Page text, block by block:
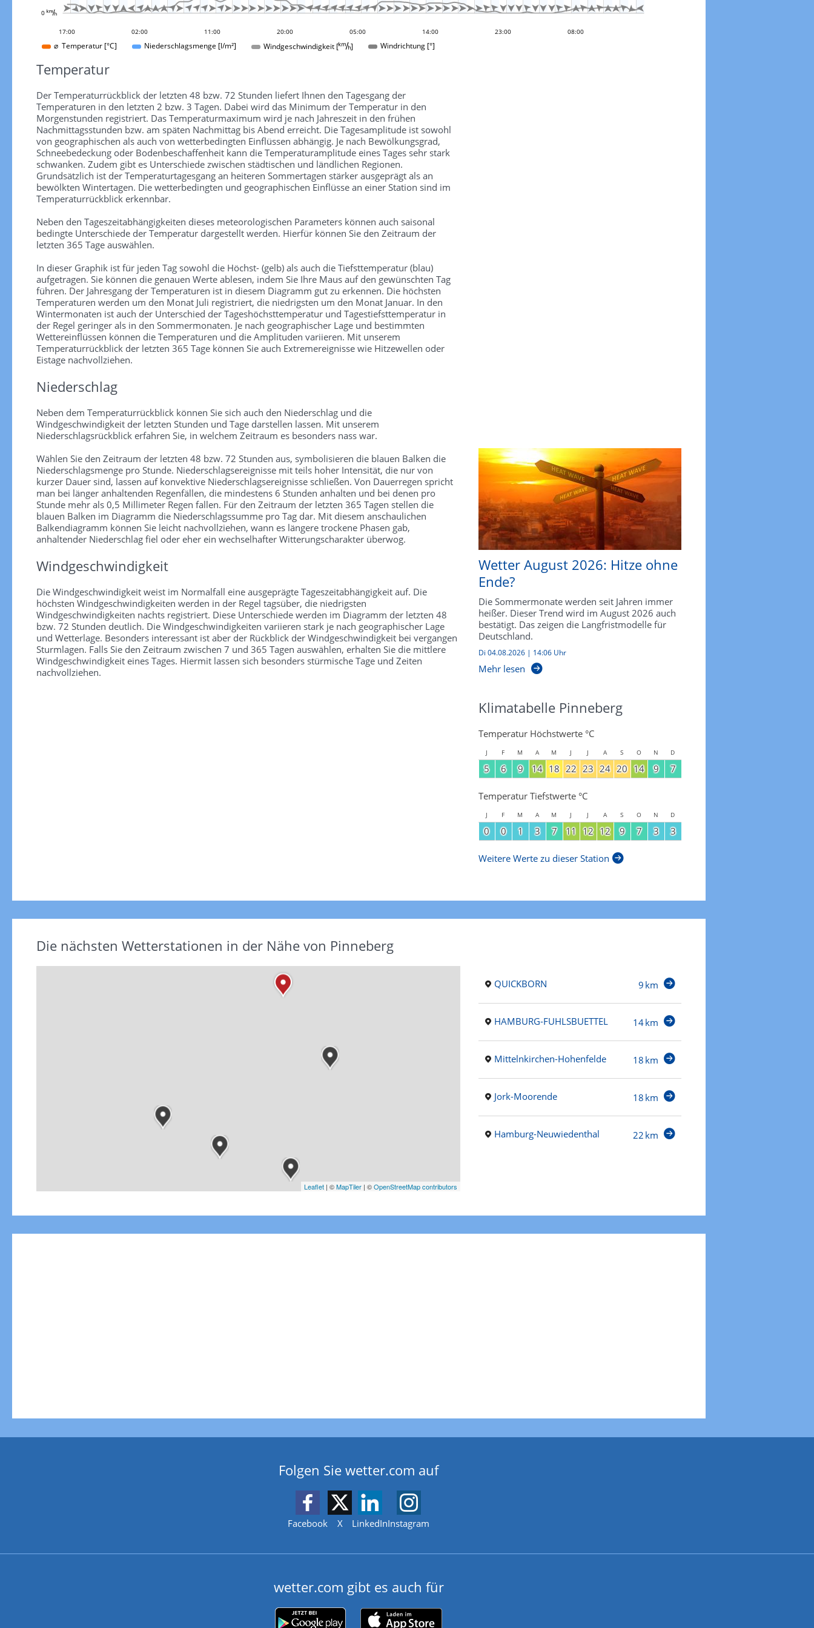
0 
08:00
17:00 02:00 11:00 20:00 05:00 14:00 23:00 08:00
03:00
13:00
23:00
09:00
19:00
05:00
15:00
                 
⌀ Temperatur [°C] Niederschlagsmenge [l/m²] Windgeschwindigkeit [] Windrichtung [°]
Temperatur
Der Temperaturrückblick der letzten 48 bzw. 72 Stunden liefert Ihnen den Tagesgang der
Temperaturen in den letzten 2 bzw. 3 Tagen. Dabei wird das Minimum der Temperatur in den
Morgenstunden registriert. Das Temperaturmaximum wird je nach Jahreszeit in den frühen
Nachmittagsstunden bzw. am späten Nachmittag bis Abend erreicht. Die Tagesamplitude ist sowohl
von geographischen als auch von wetterbedingten Einflüssen abhängig. Je nach Bewölkungsgrad,
Schneebedeckung oder Bodenbeschaffenheit kann die Temperaturamplitude eines Tages sehr stark
schwanken. Zudem gibt es Unterschiede zwischen städtischen und ländlichen Regionen.
Grundsätzlich ist der Temperaturtagesgang an heiteren Sommertagen stärker ausgeprägt als an
bewölkten Wintertagen. Die wetterbedingten und geographischen Einflüsse an einer Station sind im
Temperaturrückblick erkennbar.
Neben den Tageszeitabhängigkeiten dieses meteorologischen Parameters können auch saisonal
bedingte Unterschiede der Temperatur dargestellt werden. Hierfür können Sie den Zeitraum der
letzten 365 Tage auswählen.
In dieser Graphik ist für jeden Tag sowohl die Höchst- (gelb) als auch die Tiefsttemperatur (blau)
aufgetragen. Sie können die genauen Werte ablesen, indem Sie Ihre Maus auf den gewünschten Tag
führen. Der Jahresgang der Temperaturen ist in diesem Diagramm gut zu erkennen. Die höchsten
Temperaturen werden um den Monat Juli registriert, die niedrigsten um den Monat Januar. In den
Wintermonaten ist auch der Unterschied der Tageshöchsttemperatur und Tagestiefsttemperatur in
der Regel geringer als in den Sommermonaten. Je nach geographischer Lage und bestimmten
Wettereinflüssen können die Temperaturen und die Amplituden variieren. Mit unserem
Temperaturrückblick der letzten 365 Tage können Sie auch Extremereignisse wie Hitzewellen oder
Eistage nachvollziehen.
Niederschlag
Neben dem Temperaturrückblick können Sie sich auch den Niederschlag und die
Windgeschwindigkeit der letzten Stunden und Tage darstellen lassen. Mit unserem
Niederschlagsrückblick erfahren Sie, in welchem Zeitraum es besonders nass war.
Wählen Sie den Zeitraum der letzten 48 bzw. 72 Stunden aus, symbolisieren die blauen Balken die
Niederschlagsmenge pro Stunde. Niederschlagsereignisse mit teils hoher Intensität, die nur von
kurzer Dauer sind, lassen auf konvektive Niederschlagsereignisse schließen. Von Dauerregen spricht
man bei länger anhaltenden Regenfällen, die mindestens 6 Stunden anhalten und bei denen pro
Stunde mehr als 0,5 Millimeter Regen fallen. Für den Zeitraum der letzten 365 Tagen stellen die
blauen Balken im Diagramm die Niederschlagssumme pro Tag dar. Mit diesem anschaulichen
Balkendiagramm können Sie leicht nachvollziehen, wann es längere trockene Phasen gab,
anhaltender Niederschlag fiel oder eher ein wechselhafter Witterungscharakter überwog.
Windgeschwindigkeit
Die Windgeschwindigkeit weist im Normalfall eine ausgeprägte Tageszeitabhängigkeit auf. Die
höchsten Windgeschwindigkeiten werden in der Regel tagsüber, die niedrigsten
Windgeschwindigkeiten nachts registriert. Diese Unterschiede werden im Diagramm der letzten 48
bzw. 72 Stunden deutlich. Die Windgeschwindigkeiten variieren stark je nach geographischer Lage
und Wetterlage. Besonders interessant ist aber der Rückblick der Windgeschwindigkeit bei vergangen
Sturmlagen. Falls Sie den Zeitraum zwischen 7 und 365 Tagen auswählen, erhalten Sie die mittlere
Windgeschwindigkeit eines Tages. Hiermit lassen sich besonders stürmische Tage und Zeiten
nachvollziehen.
Wetter August 2026: Hitze ohne
Ende?
Die Sommermonate werden seit Jahren immer
heißer. Dieser Trend wird im August 2026 auch
bestätigt. Das zeigen die Langfristmodelle für
Deutschland.
Di 04.08.2026 | 14:06 Uhr
Mehr lesen
Klimatabelle Pinneberg
Temperatur Höchstwerte °C
J F M A M J J A S O N D
5 6 9 14 18 22 23 24 20 14 9 7
Temperatur Tiefstwerte °C
J F M A M J J A S O N D
0 0 1 3 7 11 12 12 9 7 3 3
Weitere Werte zu dieser Station
Die nächsten Wetterstationen in der Nähe von Pinneberg
Leaflet| ©MapTiler| ©OpenStreetMap contributors
QUICKBORN 9 km
HAMBURG-FUHLSBUETTEL 14 km
Mittelnkirchen-Hohenfelde 18 km
Jork-Moorende 18 km
Hamburg-Neuwiedenthal 22 km
Folgen Sie wetter.com auf
Facebook X LinkedInInstagram
wetter.com gibt es auch für